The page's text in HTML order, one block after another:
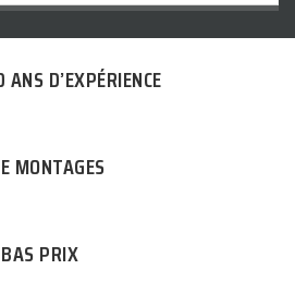
D’EXPÉRIENCE
MONTAGES
PRIX